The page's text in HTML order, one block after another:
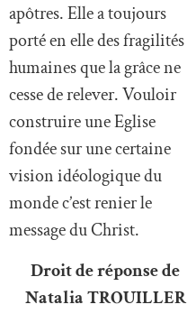
apôtres. Elle a toujours
porté en elle des fragilités
humaines que la grâce ne
cesse de relever. Vouloir
construire une Eglise
fondée sur une certaine
vision idéologique du
monde c’est renier le
message du Christ.
Droit de réponse de
Natalia TROUILLER